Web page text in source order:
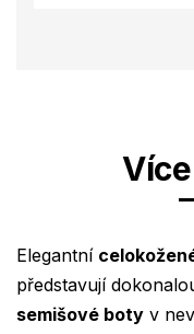
Elegantní
představují
semišové boty v